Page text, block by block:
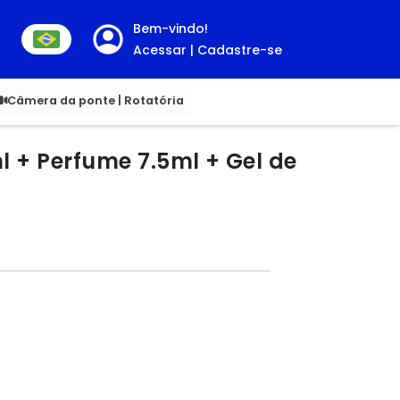
Bem-vindo!
Acessar | Cadastre-se
Câmera da ponte | Rotatória
+ Perfume 7.5ml + Gel de